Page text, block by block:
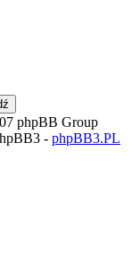
phpBB Group
- phpBB3.PL